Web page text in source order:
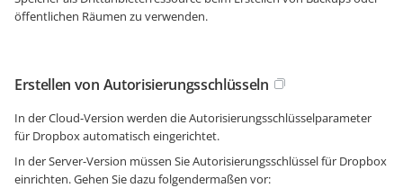
öffentlichen Räumen zu verwenden.
Erstellen von Autorisierungsschlüsseln
In der Cloud-Version werden die Autorisierungsschlüsselparameter
für Dropbox automatisch eingerichtet.
In der Server-Version müssen Sie Autorisierungsschlüssel für Dropbox
einrichten. Gehen Sie dazu folgendermaßen vor: